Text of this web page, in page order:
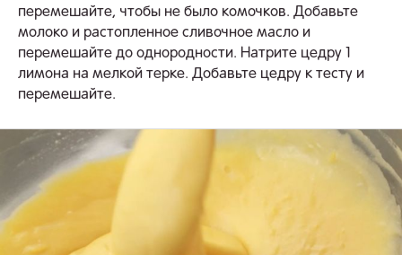
перемешайте, чтобы не было комочков. Добавьте
молоко и растопленное сливочное масло и
перемешайте до однородности. Натрите цедру 1
лимона на мелкой терке. Добавьте цедру к тесту и
перемешайте.